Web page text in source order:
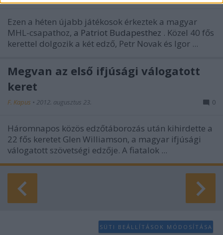
related to security, including authentication
user protection.
Ezen a héten újabb játékosok érkeztek a magyar
MHL-csapathoz, a Patriot Budapesthez . Közel 40 fős
kerettel dolgozik a két edző, Petr Novak és Igor ...
Megvan az első ifjúsági válogatott
keret
F. Kapus • 2012. augusztus 23. 0
Háromnapos közös edzőtáborozás után kihirdette a
22 fős keretet Glen Williamson, a magyar ifjúsági
válogatott szövetségi edzője. A fiatalok ...
SÜTI BEÁLLÍTÁSOK MÓDOSÍTÁSA